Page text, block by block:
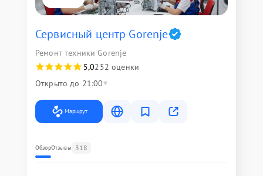
Сервисный центр Gorenje
Ремонт техники Gorenje
5,0252 оценки
Открыто до 21:00
Маршрут
ОбзорОтзывы 318